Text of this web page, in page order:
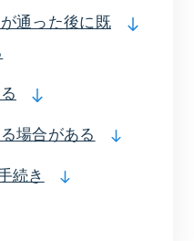
通った後に既
場合がある
続き